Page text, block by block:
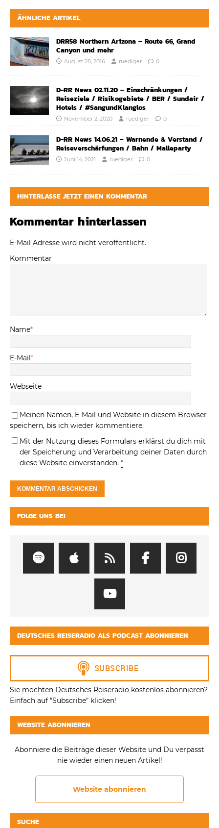
ÄHNLICHE ARTIKEL
DRR58 Northern Arizona – Route 66, Grand
Canyon und mehr
August 28, 2016 ruediger 0
D-RR News 02.11.20 – Einschränkungen /
Reiseziele / Risikogebiete / BER / Sundair /
Hotels / #SangundKlanglos
November 2, 2020 ruediger 0
D-RR News 14.06.21 – Warnende & Verstand /
Reiseverschärfungen / Bahn / Malleparty
Juni 14, 2021 ruediger 0
HINTERLASSE JETZT EINEN KOMMENTAR
Kommentar hinterlassen
E-Mail Adresse wird nicht veröffentlicht.
Kommentar
Name*
E-Mail *
Webseite
Meinen Namen, E-Mail und Website in diesem Browser
speichern, bis ich wieder kommentiere.
Mit der Nutzung dieses Formulars erklärst du dich mit
der Speicherung und Verarbeitung deiner Daten durch
diese Website einverstanden. *
FOLGE UNS BEI
DEUTSCHES REISERADIO ALS PODCAST ABONNIEREN
Sie möchten Deutsches Reiseradio kostenlos abonnieren?
Einfach auf "Subscribe" klicken!
WEBSITE ABONNIEREN
Abonniere die Beiträge dieser Website und Du verpasst
nie wieder einen neuen Artikel!
Website abonnieren
SUCHE